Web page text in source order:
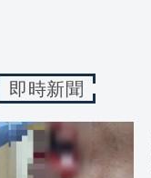
即時新聞